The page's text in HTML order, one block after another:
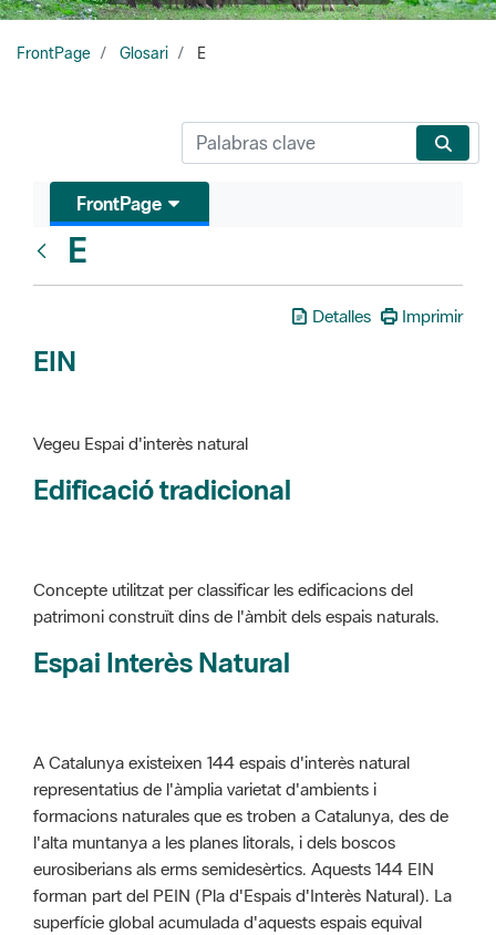
FrontPage Glosari E
FrontPage
E
Detalles Imprimir
EIN
Vegeu Espai d'interès natural
Edificació tradicional
Concepte utilitzat per classificar les edificacions del
patrimoni construït dins de l'àmbit dels espais naturals.
Espai Interès Natural
A Catalunya existeixen 144 espais d'interès natural
representatius de l'àmplia varietat d'ambients i
formacions naturales que es troben a Catalunya, des de
l'alta muntanya a les planes litorals, i dels boscos
eurosiberians als erms semidesèrtics. Aquests 144 EIN
forman part del PEIN (Pla d'Espais d'Interès Natural). La
superfície global acumulada d'aquests espais equival